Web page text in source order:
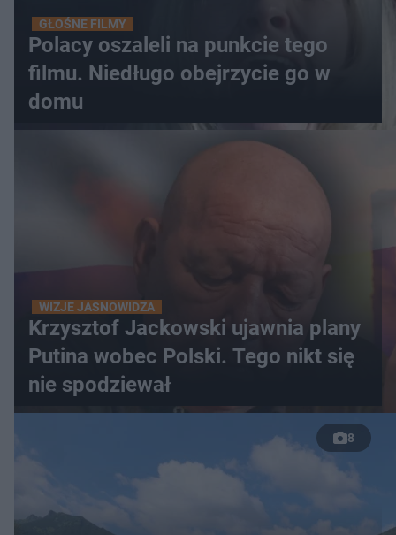
GŁOŚNE FILMY
Polacy oszaleli na punkcie tego
filmu. Niedługo obejrzycie go w
domu
WIZJE JASNOWIDZA
Krzysztof Jackowski ujawnia plany
Putina wobec Polski. Tego nikt się
nie spodziewał
8